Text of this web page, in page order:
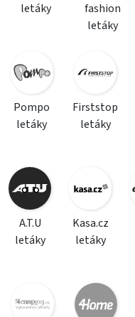
letáky
fashion
letáky
Pompo
letáky
Firststop
letáky
A.T.U
letáky
Kasa.cz
letáky